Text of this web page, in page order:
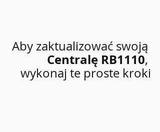
Aby zaktualizować swoją
Centralę RB1110,
wykonaj te proste kroki